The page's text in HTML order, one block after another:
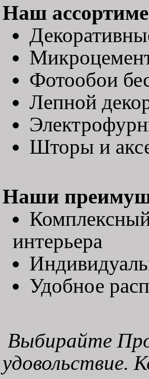
Наш
Фотообои
Лепной
Шторы и
Наши
интерьера
Удобное
Выбирайте